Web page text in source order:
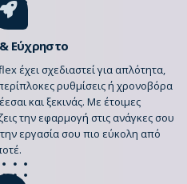
Εύχρηστο
έχει σχεδιαστεί για απλότητα,
ρυθμίσεις ή χρονοβόρα
και ξεκινάς. Με έτοιμες
την εφαρμογή στις ανάγκες σου
εργασία σου πιο εύκολη από